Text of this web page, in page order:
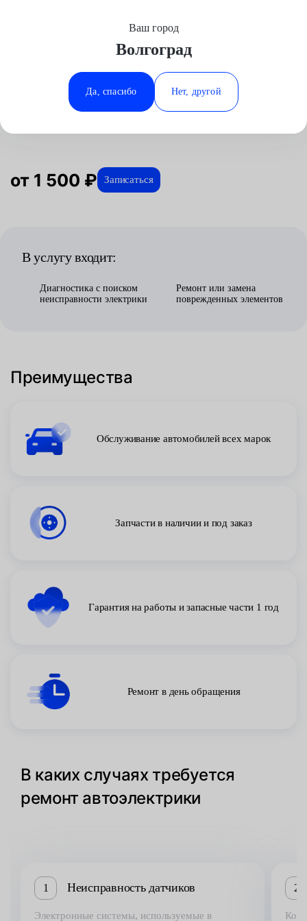
Минеральные Воды
Ростов-на-Дону
Ставрополь
Ваш город
Волгоград
Да, спасибо Нет, другой
ОтзывыАвтосервис
Электрооборудование
Ремонт автоэлектрики в
Волгограде
от 1 500 ₽ Записаться
В услугу входит:
Диагностика с поиском
неисправности электрики
Ремонт или замена
поврежденных элементов
Преимущества
Обслуживание автомобилей всех марок
Запчасти в наличии и под заказ
Гарантия на работы и запасные части 1 год
Ремонт в день обращения
В каких случаях требуется
ремонт автоэлектрики
1 Неисправность датчиков
Электронные системы, используемые в
2